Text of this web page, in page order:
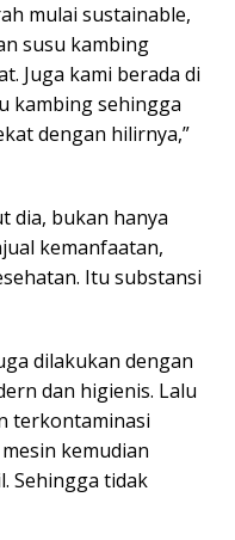
mulai sustainable,
susu kambing
Juga kami berada di
kambing sehingga
dengan hilirnya,”
dia, bukan hanya
kemanfaatan,
Itu substansi
dilakukan dengan
dan higienis. Lalu
terkontaminasi
kemudian
Sehingga tidak